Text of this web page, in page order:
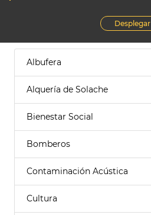
Desplegar
Albufera
Alquería de Solache
Bienestar Social
Bomberos
Contaminación Acústica
Cultura